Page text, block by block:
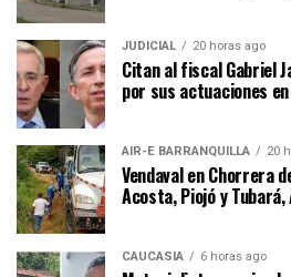
JUDICIAL 20 horas ago
Citan al fiscal Gabriel
por sus actuaciones
AIR-E BARRANQUILLA 20
Vendaval en Chorrera
Acosta, Piojó y
CAUCASIA 6 horas ago